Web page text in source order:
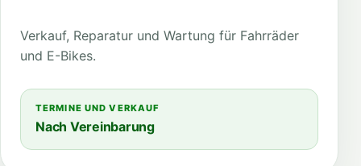
Verkauf, Reparatur und Wartung für Fahrräder
und E-Bikes.
TERMINE UND VERKAUF
Nach Vereinbarung